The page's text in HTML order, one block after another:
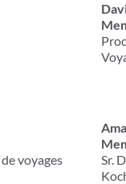
voyages
Sr.